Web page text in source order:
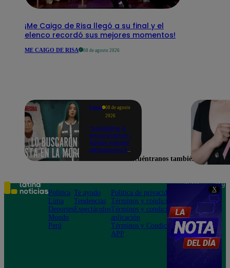
X
¡Me Caigo de Risa llegó a su final y el
elenco recordó sus mejores momentos!
ME CAIGO DE RISA 08 de agosto 2026
Lima
08 de agosto
2026
“Ayúdame a
encontrarlos”:
Abner Aspajo
desapareció
memoria |
VIDEO
Encuéntranos también en
Política
Lima
Deportes
Mundo
Perú
Te ayudo
Tendencias
Espectáculos
Política de privacidad
Términos y condiciones
Términos y condiciones
aplicación
Términos y Condiciones
APP
Teléfono: 219
Av. San
Felipe 968
Jesús María